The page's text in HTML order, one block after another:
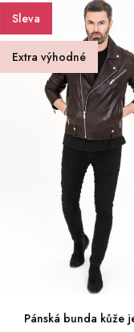
Sleva
Extra výhodné
Pánská bunda kůže